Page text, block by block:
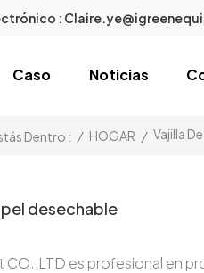
:
Caso Noticias
Dentro : / HOGAR / Vajilla
desechable
CO.,LTD es profesional en